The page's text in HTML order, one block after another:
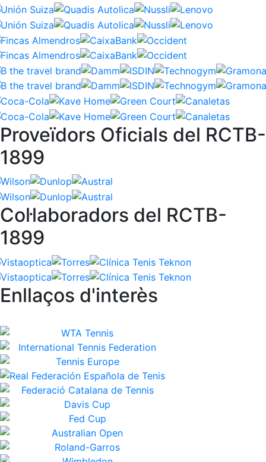
Proveïdors Oficials del RCTB-
1899
Col·laboradors del RCTB-
1899
Enllaços d'interès